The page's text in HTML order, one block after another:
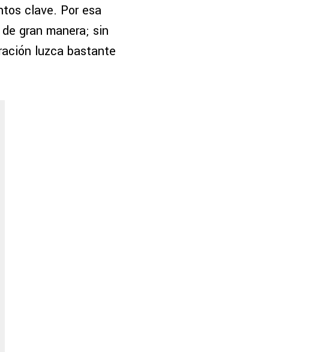
clave. Por esa
gran manera; sin
luzca bastante